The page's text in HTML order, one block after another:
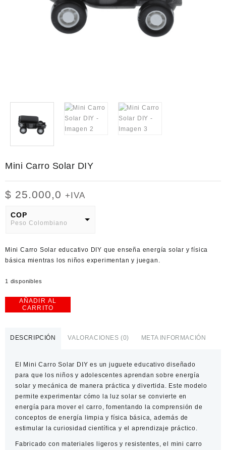
Mini Carro Solar DIY
$ 25.000,0 +IVA
COP
Peso Colombiano
American Dollar
Mini Carro Solar educativo DIY que enseña energía solar y física
básica mientras los niños experimentan y juegan.
1 disponibles
Carro
AÑADIR AL
CARRITO
DESCRIPCIÓN VALORACIONES (0) META INFORMACIÓN
El Mini Carro Solar DIY es un juguete educativo diseñado
para que los niños y adolescentes aprendan sobre energía
solar y mecánica de manera práctica y divertida. Este modelo
permite experimentar cómo la luz solar se convierte en
energía para mover el carro, fomentando la comprensión de
conceptos de energía limpia y física básica, además de
estimular la curiosidad científica y el aprendizaje práctico.
Fabricado con materiales ligeros y resistentes, el mini carro